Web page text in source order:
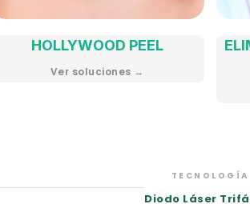
HOLLYWOOD PEEL
Ver soluciones →
TECNOLOGÍA
Diodo Láser